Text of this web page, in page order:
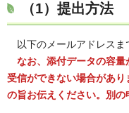
（1）提出方法
以下のメールアドレスま
なお、添付データの容
受信ができない場合があ
の旨お伝えください。別の